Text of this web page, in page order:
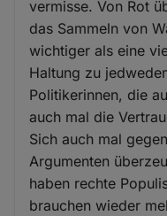
vermisse. Von Rot
das Sammeln von
wichtiger als eine
Haltung zu
Politikerinnen, die
auch mal die
Sich auch mal
Argumenten
haben rechte
brauchen wieder